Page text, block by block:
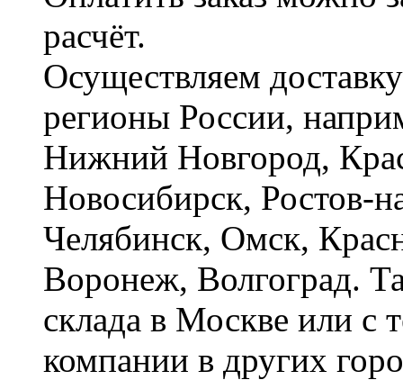
расчёт.
Осуществляем
регионы России,
Нижний Новгород,
Новосибирск, Ростов-
Челябинск, Омск,
Воронеж, Волгоград.
склада в Москве или с
компании в других